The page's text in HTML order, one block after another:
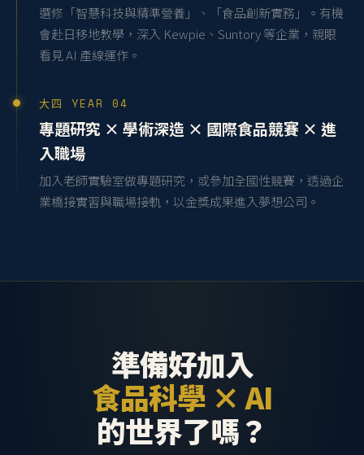
選修「智慧科技與精準營養」、「食品創新實務」。有機
會赴日移地教學，深入 Kewpie、Suntory 等企業，親眼
看見 AI 產線運作。
大四 YEAR 04
專題研究 × 學術深造 × 國際食品競賽 × 進
入職場
加入老師實驗室做專題研究，或參加全國性競賽，透過企
業橋接實習與職場接軌，以金獎成果進入夢想公司。
準備好加入
食品科學 × AI
的世界了嗎？